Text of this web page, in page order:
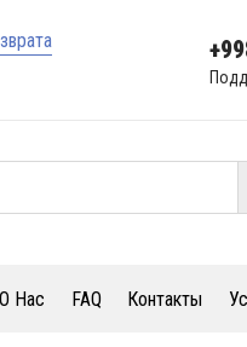
О Нас FAQ Контакты